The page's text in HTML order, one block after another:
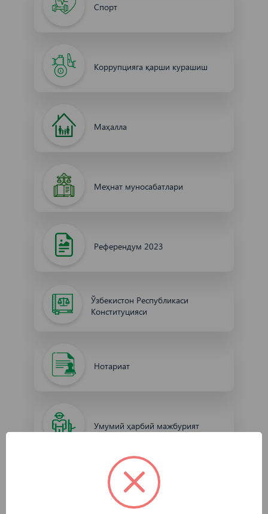
Спорт
Коррупцияга қарши курашиш
Маҳалла
Меҳнат муносабатлари
Референдум 2023
Ўзбекистон Республикаси
Конституцияси
Нотариат
Умумий ҳарбий мажбурият
Оммавий ахборот воситалари